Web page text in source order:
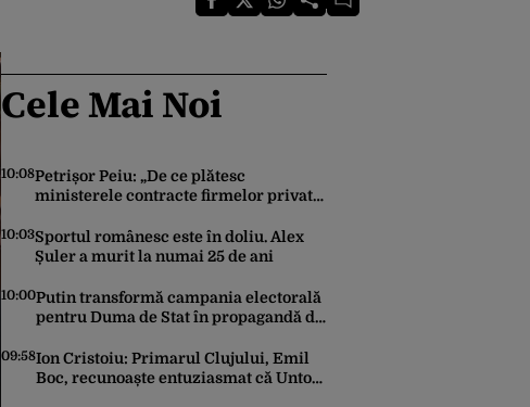
Cele Mai Noi
10:08Petrișor Peiu: „De ce plătesc
ministerele contracte firmelor private
reprezintă îndatorirea angajaților din
minister?”
10:03Sportul românesc este în doliu. Alex
Șuler a murit la numai 25 de ani
10:00Putin transformă campania electorală
pentru Duma de Stat în propagandă de
cu indiferență la Kremlin
09:58Ion Cristoiu: Primarul Clujului, Emil
Boc, recunoaște entuziasmat că Untold